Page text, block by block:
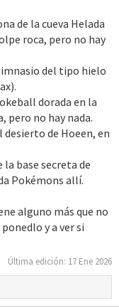
de la cueva Helada
roca, pero no hay
del tipo hielo
dorada en la
pero no hay nada.
desierto de Hoeen, en
la base secreta de
Pokémons allí.
alguno más que no
y a ver si
Última edición: 17 Ene 2026